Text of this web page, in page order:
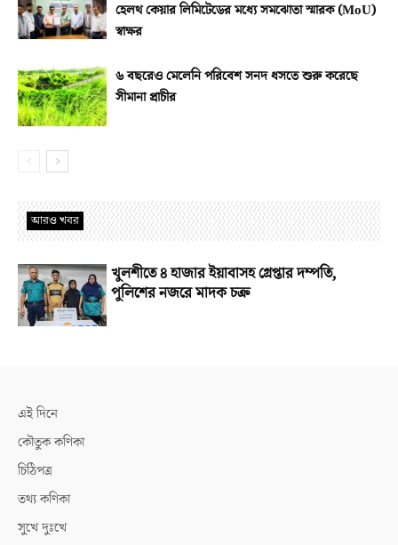
হেলথ কেয়ার লিমিটেডের মধ্যে সমঝোতা স্মারক (MoU)
স্বাক্ষর
৬ বছরেও মেলেনি পরিবেশ সনদ ধসতে শুরু করেছে
সীমানা প্রাচীর
আরও খবর
খুলশীতে ৪ হাজার ইয়াবাসহ গ্রেপ্তার দম্পতি,
পুলিশের নজরে মাদক চক্র
এই দিনে
কৌতুক কণিকা
চিঠিপত্র
তথ্য কণিকা
সুখে দুঃখে